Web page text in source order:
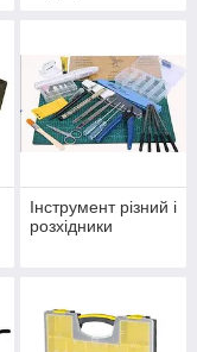
Інструмент різний і
розхідники